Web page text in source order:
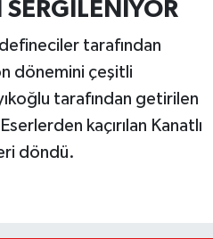
tarafından
dönemini çeşitli
tarafından getirilen
kaçırılan Kanatlı
döndü.